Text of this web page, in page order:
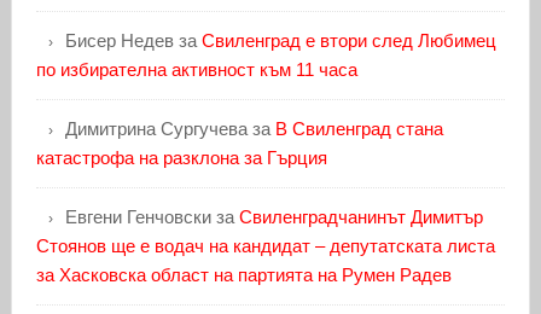
Бисер Недевза Свиленград е втори след Любимец
по избирателна активност към 11 часа
Димитрина Сургучеваза В Свиленград стана
катастрофа на разклона за Гърция
Евгени Генчовскиза Свиленградчанинът Димитър
Стоянов ще е водач на кандидат – депутатската листа
за Хасковска област на партията на Румен Радев